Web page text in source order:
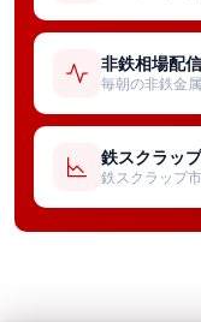
非鉄相場配信
毎朝の非鉄金
鉄スクラッ
鉄スクラップ